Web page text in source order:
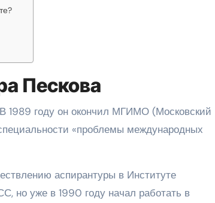
Пескова
1989 году он окончил МГИМО (Московский
«проблемы международных
аспирантуры в Институте
но уже в 1990 году начал работать в